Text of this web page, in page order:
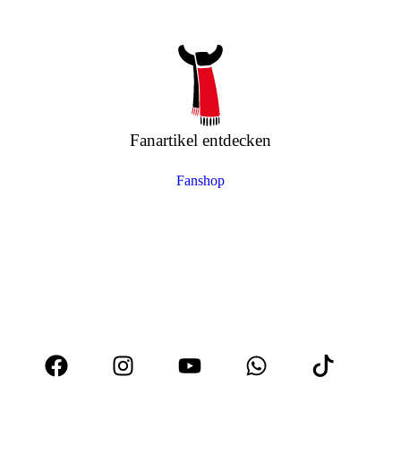
Fanartikel entdecken
Fanshop